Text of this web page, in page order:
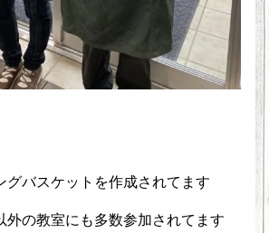
グバスケットを作成されてます
外の教室にも多数参加されてます